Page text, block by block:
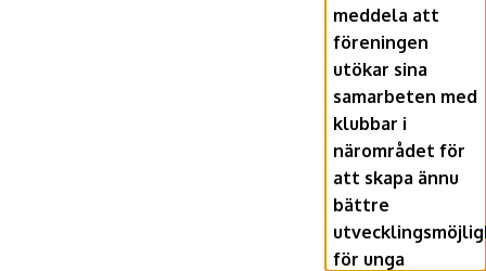
meddela att
föreningen
utökar sina
samarbeten med
klubbar i
närområdet för
att skapa ännu
bättre
för unga